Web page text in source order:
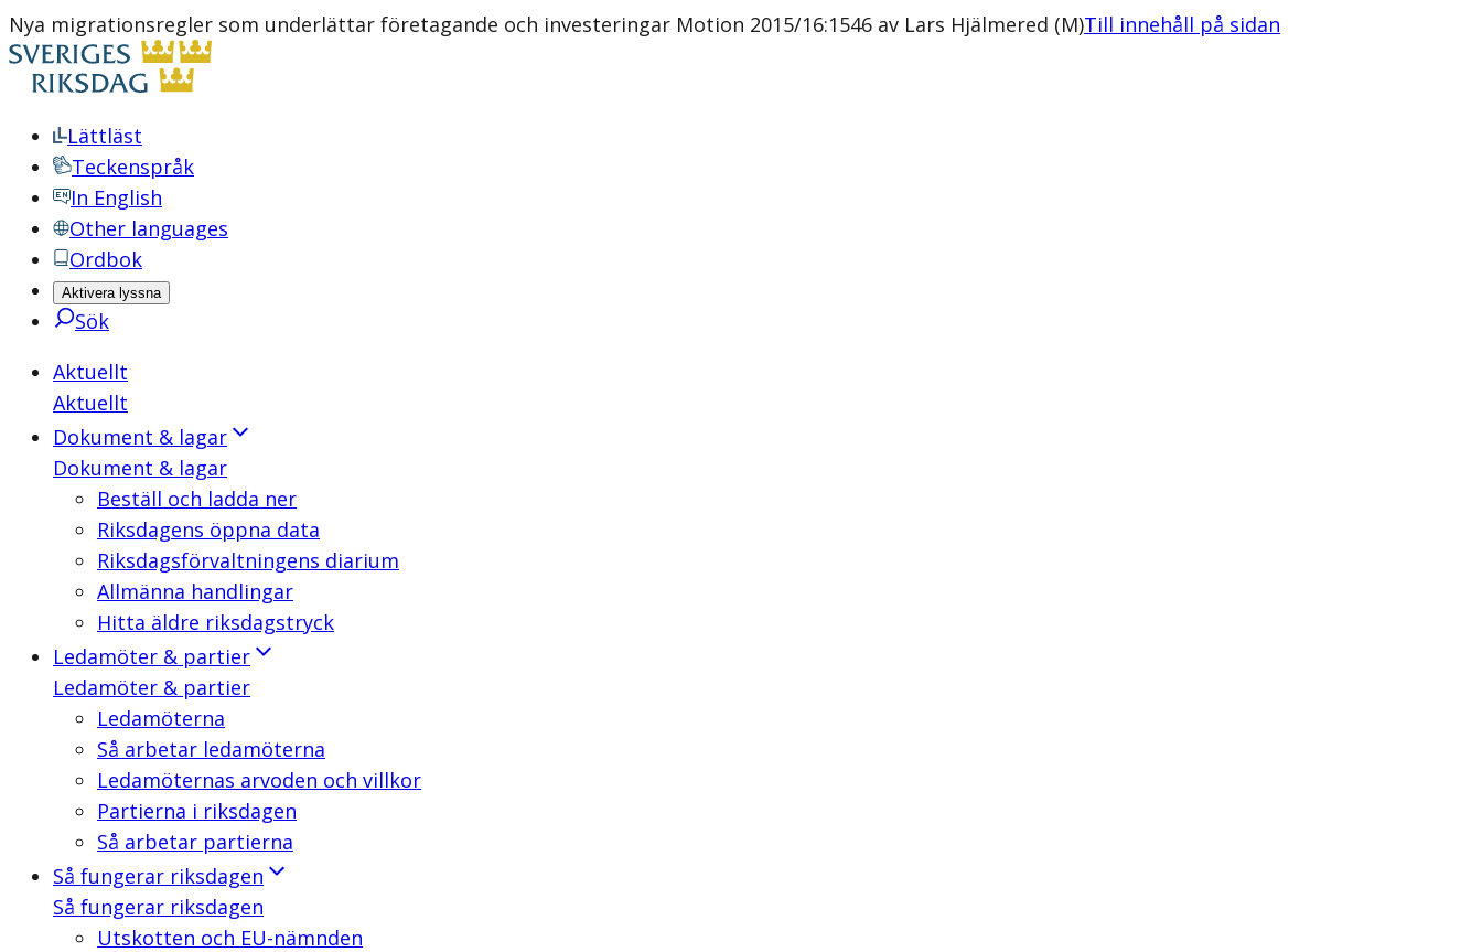
Nya migrationsregler som underlättar företagande och investeringar Motion 2015/16:1546 av Lars Hjälmered (M)Till innehåll på sidan
Lättläst
Teckenspråk
In English
Other languages
Ordbok
Aktivera lyssna
Sök
Aktuellt
Aktuellt
Dokument & lagar
Dokument & lagar
Beställ och ladda ner
Riksdagens öppna data
Riksdagsförvaltningens diarium
Allmänna handlingar
Hitta äldre riksdagstryck
Ledamöter & partier
Ledamöter & partier
Ledamöterna
Så arbetar ledamöterna
Ledamöternas arvoden och villkor
Partierna i riksdagen
Så arbetar partierna
Så fungerar riksdagen
Så fungerar riksdagen
Utskotten och EU-nämnden